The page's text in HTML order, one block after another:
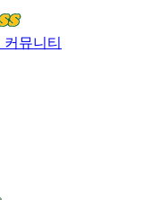
커뮤니티